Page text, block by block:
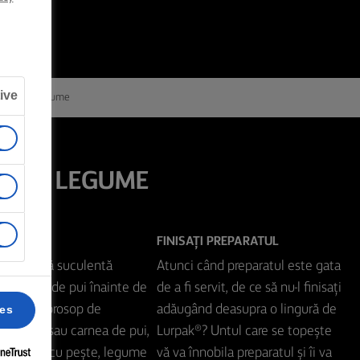
și legume
ȘI LEGUME
suculentă
carnea de pui înainte de
un prosop de
miel sau carnea de pui,
este cu pește, legume
FINISAȚI PREPARATUL
Atunci când preparatul este gata
de a fi servit, de ce să nu-l finisați
adăugând deasupra o lingură de
Lurpak®? Untul care se topește
vă va înnobila preparatul și îi va